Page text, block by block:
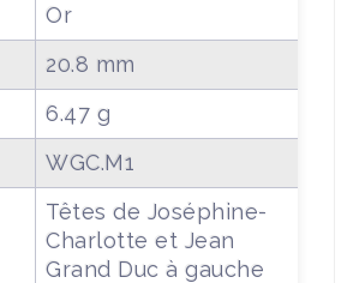
Or
20.8 mm
6.47 g
WGC.M1
Têtes de Joséphine-
Charlotte et Jean
Grand Duc à gauche